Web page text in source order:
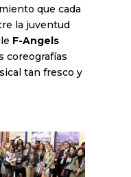
que cada
la juventud
F-Angels
coreografías
tan fresco y